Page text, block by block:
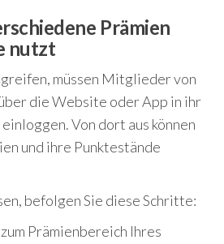
Prämien
nutzt
müssen Mitglieder von
die Website oder App in ihr
Von dort aus können
und ihre Punktestände
befolgen Sie diese Schritte:
Prämienbereich Ihres